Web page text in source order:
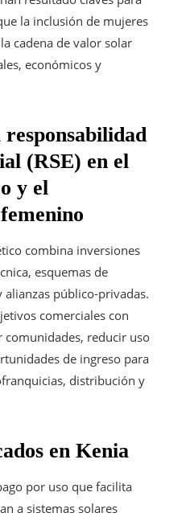
la inclusión de mujeres
cadena de valor solar
económicos y
(RSE) en el
y el
combina inversiones
esquemas de
público-privadas.
comerciales con
comunidades, reducir uso
de ingreso para
distribución y
en Kenia
por uso que facilita
a sistemas solares